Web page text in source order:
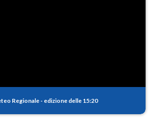
Regionale - edizione delle 15:20